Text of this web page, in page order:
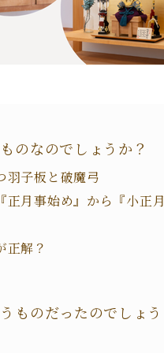
のなのでしょうか？
羽子板と破魔弓
月事始め』から『小正月
正解？
ものだったのでしょう